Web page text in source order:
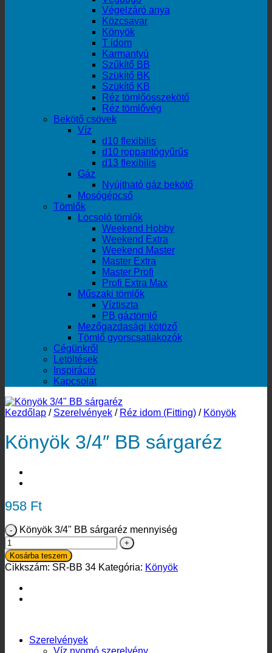
Végelzáró anya
Közcsavar
Könyök
T idom
Karmantyú
Szűkítő BB
Szükítő BK
Szükítő KB
Réz tömlőösszekötő
Réz tömlővég
Bekötő csövek
Víz
d10 flexibilis
d10 roppantógyűrűs
d13 flexibilis
Gáz
Nyújtható gáz bekötő
Mosógépcső
Tömlők
Locsoló tömlők
Weekend Hobby
Weekend Extra
Weekend Master
Master Extra
Master Profi
Profi Extra Max
Műszaki tömlők
Víztiszta
PB gáztömlő
Mezőgazdasági kötöző
Tömlő gyorscsatlakozók
Cégünkről
Letöltések
Inspiráció
Kapcsolat
Kezdőlap / Szerelvények / Réz idom (Fitting) / Könyök
Könyök 3/4″ BB sárgaréz
958 Ft
Könyök 3/4" BB sárgaréz mennyiség
Kosárba teszem
Cikkszám: SR-BB 34 Kategória: Könyök
Szerelvények
Víz nyomó szerelvény